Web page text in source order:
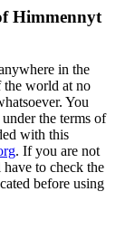
Himmennyt
in the
the world at no
You
the terms of
with this
. If you are not
to check the
before using